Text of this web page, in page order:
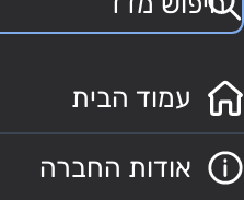
עמוד הבית
אודות החברה